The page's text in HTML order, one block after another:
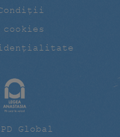
Global